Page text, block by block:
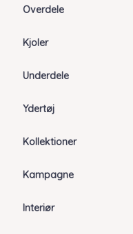
Overdele
Kjoler
Underdele
Ydertøj
Kollektioner
Kampagne
Interiør